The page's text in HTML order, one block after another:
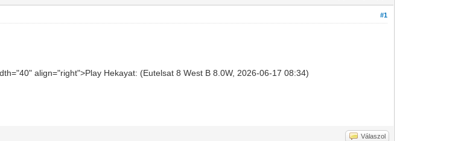
#1
align="right">Play Hekayat: (Eutelsat 8 West B 8.0W, 2026-06-17 08:34)
Válaszol